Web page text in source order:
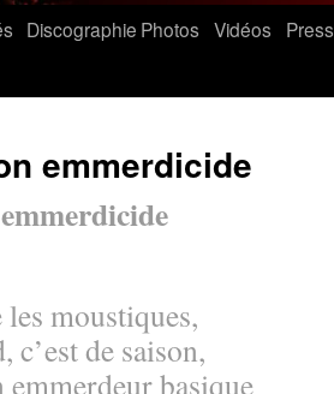
Discographie Photos Vidéos
emmerdicide
les moustiques,
c’est de saison,
emmerdeur basique